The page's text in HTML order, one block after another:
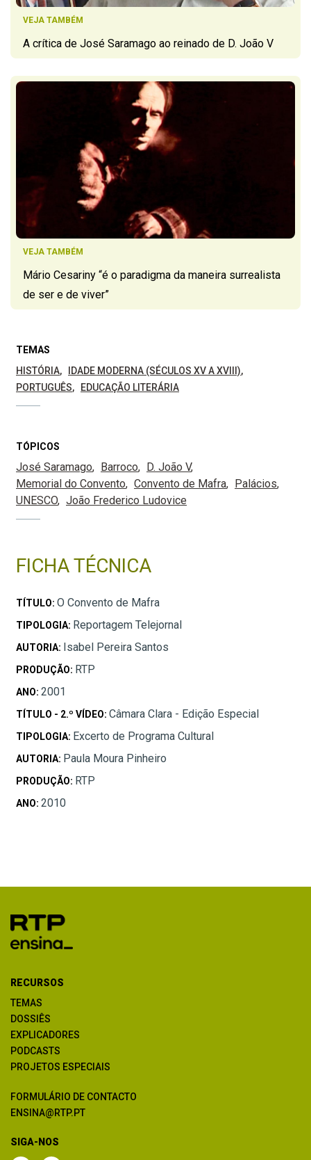
VEJA TAMBÉM
A crítica de José Saramago ao reinado de D. João V
VEJA TAMBÉM
Mário Cesariny “é o paradigma da maneira surrealista
de ser e de viver”
TEMAS
HISTÓRIA
IDADE MODERNA (SÉCULOS XV A XVIII)
PORTUGUÊS
EDUCAÇÃO LITERÁRIA
TÓPICOS
José Saramago Barroco
D. João V
Memorial do Convento
Convento de Mafra
Palácios
UNESCO
João Frederico Ludovice
FICHA TÉCNICA
TÍTULO: O Convento de Mafra
TIPOLOGIA: Reportagem Telejornal
AUTORIA: Isabel Pereira Santos
PRODUÇÃO: RTP
ANO: 2001
TÍTULO - 2.º VÍDEO: Câmara Clara - Edição Especial
TIPOLOGIA: Excerto de Programa Cultural
AUTORIA: Paula Moura Pinheiro
PRODUÇÃO: RTP
ANO: 2010
RECURSOS
TEMAS
DOSSIÊS
EXPLICADORES
PODCASTS
PROJETOS ESPECIAIS
FORMULÁRIO DE CONTACTO
ENSINA@RTP.PT
SIGA-NOS